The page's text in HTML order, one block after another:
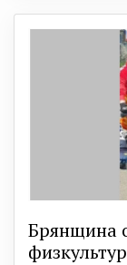
Брянщина